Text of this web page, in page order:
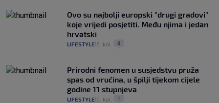
Ovo su najbolji europski "drugi gradovi"
koje vrijedi posjetiti. Među njima i jedan
hrvatski
LIFESTYLE 6. kol. 0
Prirodni fenomen u susjedstvu pruža
spas od vrućina, u špilji tijekom cijele
godine 11 stupnjeva
LIFESTYLE 6. kol. 1